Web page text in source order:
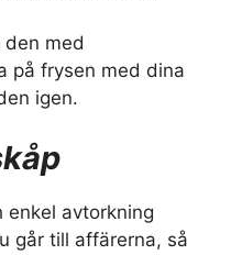
den med
på frysen med dina
igen.
enkel avtorkning
går till affärerna, så